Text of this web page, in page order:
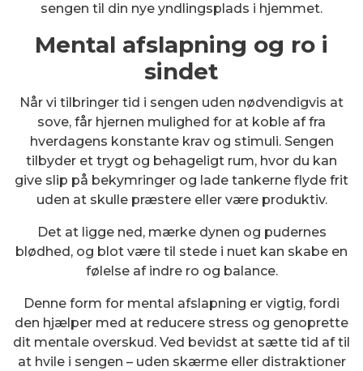
sengen til din nye yndlingsplads i hjemmet.
Mental afslapning og ro i
sindet
Når vi tilbringer tid i sengen uden nødvendigvis at
sove, får hjernen mulighed for at koble af fra
hverdagens konstante krav og stimuli. Sengen
tilbyder et trygt og behageligt rum, hvor du kan
give slip på bekymringer og lade tankerne flyde frit
uden at skulle præstere eller være produktiv.
Det at ligge ned, mærke dynen og pudernes
blødhed, og blot være til stede i nuet kan skabe en
følelse af indre ro og balance.
Denne form for mental afslapning er vigtig, fordi
den hjælper med at reducere stress og genoprette
dit mentale overskud. Ved bevidst at sætte tid af til
at hvile i sengen – uden skærme eller distraktioner